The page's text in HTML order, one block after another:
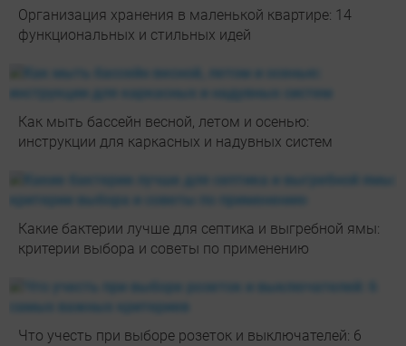
Организация хранения в маленькой квартире: 14
функциональных и стильных идей
Как мыть бассейн весной, летом и осенью:
инструкции для каркасных и надувных систем
Какие бактерии лучше для септика и выгребной ямы:
критерии выбора и советы по применению
Что учесть при выборе розеток и выключателей: 6